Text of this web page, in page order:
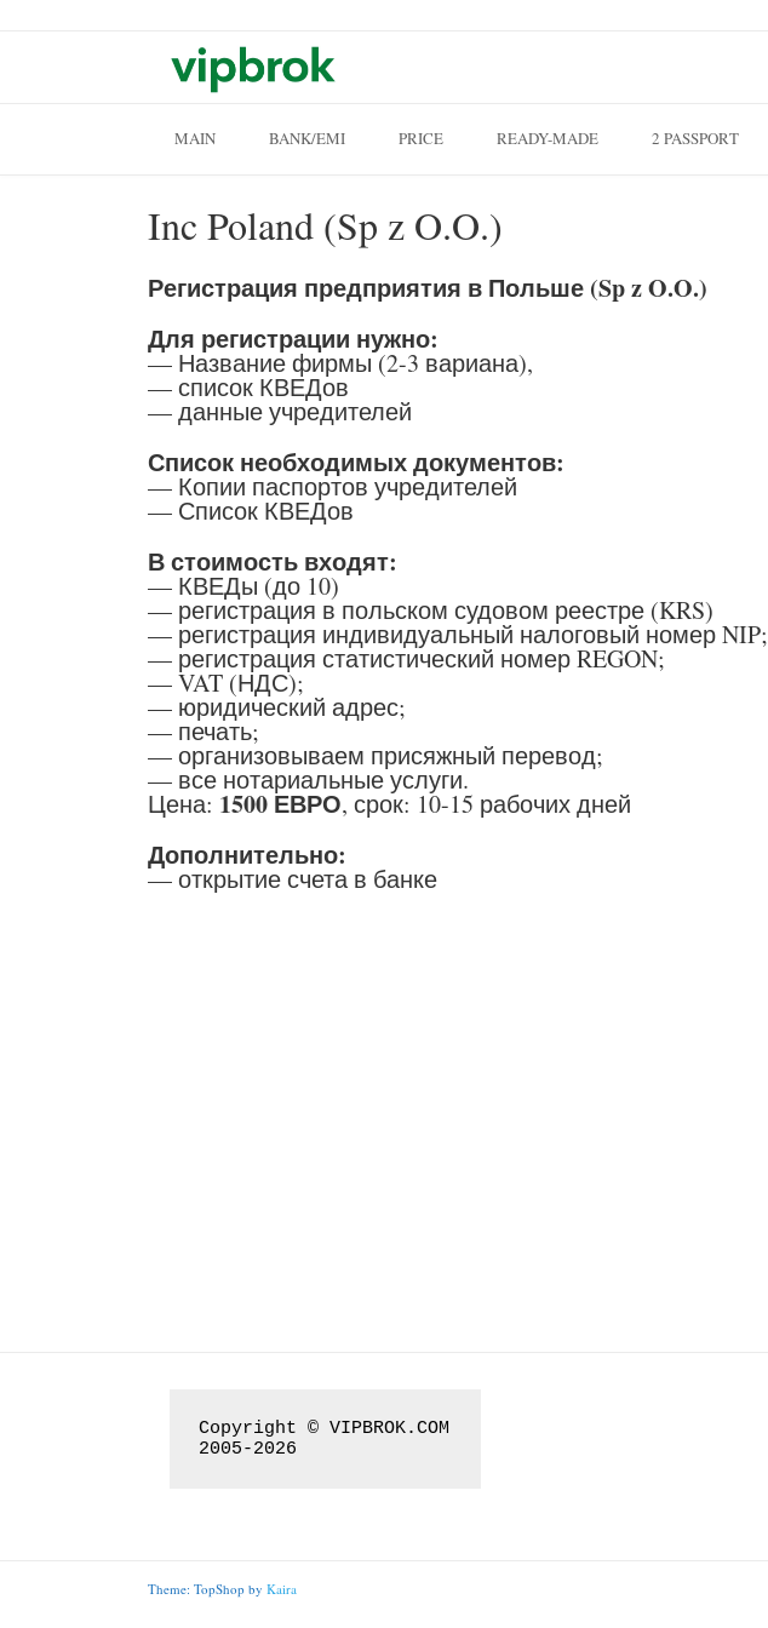
MAIN BANK/EMI PRICE READY-MADE 2 PASSPORT
Inc Poland (Sp z O.O.)
Регистрация предприятия в Польше (Sp z O.O.)
Для регистрации нужно:
— Название фирмы (2-3 вариана),
— список КВЕДов
— данные учредителей
Список необходимых документов:
— Копии паспортов учредителей
— Список КВЕДов
В стоимость входят:
— КВЕДы (до 10)
— регистрация в польском судовом реестре (KRS)
— регистрация индивидуальный налоговый номер NIP;
— регистрация статистический номер REGON;
— VAT (НДС);
— юридический адрес;
— печать;
— организовываем присяжный перевод;
— все нотариальные услуги.
Цена: 1500 ЕВРО, срок: 10-15 рабочих дней
Дополнительно:
— открытие счета в банке
Copyright © VIPBROK.COM
2005-2026
Theme: TopShop by Kaira